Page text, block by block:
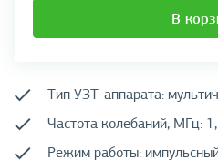
В
Тип УЗТ-аппарата:
Частота колебаний, МГц:
Режим работы: